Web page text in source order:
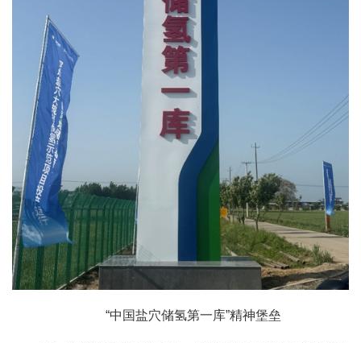
“中国盐穴储氢第一库”精神堡垒